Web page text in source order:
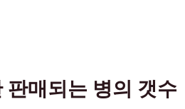
매되는 병의 갯수